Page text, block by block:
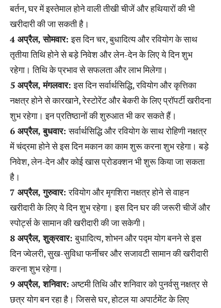
बर्तन, घर में इस्तेमाल होने वाली तीखी चीजें और हथियारों की भी
खरीदारी की जा सकती है।
4 अप्रैल, सोमवार:इस दिन चर, बुधादित्य और रवियोग के साथ
तृतीया तिथि होने से बड़े निवेश और लेन-देन के लिए ये दिन शुभ
रहेगा। तिथि के प्रभाव से सफलता और लाभ मिलेगा।
5 अप्रैल, मंगलवार:इस दिन सर्वार्थसिद्धि, रवियोग और कृत्तिका
नक्षत्र होने से कारखाने, रेस्टोरेंट और बेकरी के लिए प्रॉपर्टी खरीदना
शुभ रहेगा। इन प्रतिष्ठानों की शुरुआत भी कर सकते हैं।
6 अप्रैल, बुधवार:सर्वार्थसिद्धि और रवियोग के साथ रोहिणी नक्षत्र
में चंद्रमा होने से इस दिन मकान का काम शुरू करना शुभ रहेगा। बड़े
निवेश, लेन-देन और कोई खास प्रोडक्शन भी शुरू किया जा सकता
है।
7 अप्रैल, गुरुवार:रवियोग और मृगशिरा नक्षत्र होने से वाहन
खरीदारी के लिए ये दिन शुभ रहेगा। इस दिन घर की जरूरी चीजें और
स्पोर्ट्स के सामान की खरीदारी की जा सकेगी।
8 अप्रैल, शुक्रवार:बुधादित्य, शोभन और पद्म योग बनने से इस
दिन ज्वेलरी, सुख-सुविधा फर्नीचर और सजावटी सामान की खरीदारी
करना शुभ रहेगा।
9 अप्रैल, शनिवार: अष्टमी तिथि और शनिवार को पुनर्वसु नक्षत्र से
छत्र योग बन रहा है। जिससे घर, होटल या अपार्टमेंट के लिए